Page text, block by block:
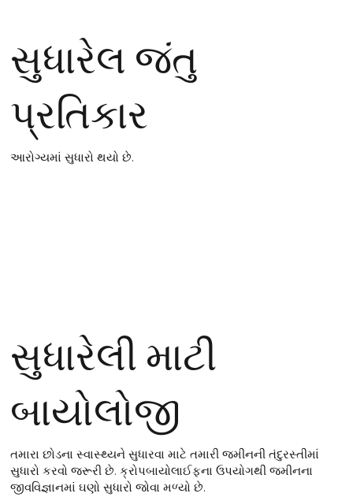
સુધારેલ જંતુ
પ્રતિકાર
આરોગ્યમાં સુધારો થયો છે.
સુધારેલી માટી
બાયોલોજી
તમારા છોડના સ્વાસ્થ્યને સુધારવા માટે તમારી જમીનની તંદુરસ્તીમાં
સુધારો કરવો જરૂરી છે. ક્રોપબાયોલાઈફના ઉપયોગથી જમીનના
જીવવિજ્ઞાનમાં ઘણો સુધારો જોવા મળ્યો છે.